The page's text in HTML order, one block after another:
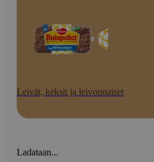
Leivät, keksit ja leivonnaiset
Ladataan...